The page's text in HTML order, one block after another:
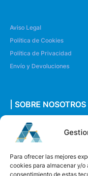
Para ofrecer las mejores
cookies para almacenar y/o
consentimiento de estas
Aviso Legal
Política de Cookies
Política de Privacidad
Envío y Devoluciones
| SOBRE NOSOTROS
Quiénes somos
Envíanos un mensaje